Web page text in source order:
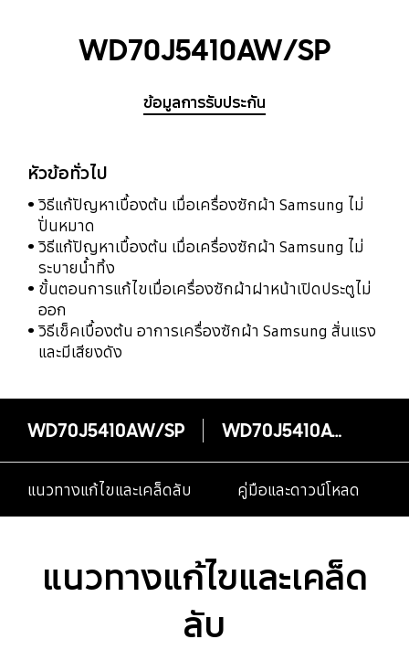
WD70J5410AW/SP
ข้อมูลการรับประกัน
หัวข้อทั่วไป
วิธีแก้ปัญหาเบื้องต้น เมื่อเครื่องซักผ้า Samsung ไม่
ปั่นหมาด
วิธีแก้ปัญหาเบื้องต้น เมื่อเครื่องซักผ้า Samsung ไม่
ระบายน้ำทิ้ง
ขั้นตอนการแก้ไขเมื่อเครื่องซักผ้าฝาหน้าเปิดประตูไม่
ออก
วิธีเช็คเบื้องต้น อาการเครื่องซักผ้า Samsung สั่นแรง
และมีเสียงดัง
WD70J5410AW/SP WD70J5410AW/SP
แนวทางแก้ไขและเคล็ดลับ คู่มือและดาวน์โหลด
แนวทางแก้ไขและเคล็ด
ลับ